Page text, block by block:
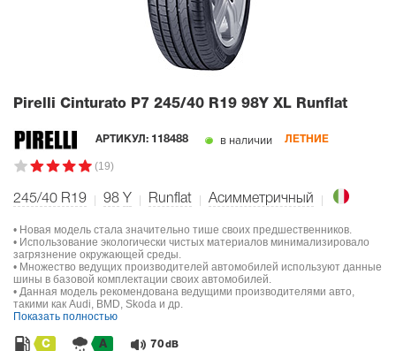
Pirelli Cinturato P7 245/40 R19 98Y XL Runflat
АРТИКУЛ: 118488 в наличии ЛЕТНИЕ
(19)
245/40 R19 98 Y Runflat Асимметричный
• Новая модель стала значительно тише своих предшественников.
• Использование экологически чистых материалов минимализировало
загрязнение окружающей среды.
• Множество ведущих производителей автомобилей используют данные
шины в базовой комплектации своих автомобилей.
• Данная модель рекомендована ведущими производителями авто,
такими как Audi, BMD, Skoda и др.
Показать полностью
C A 70 dB